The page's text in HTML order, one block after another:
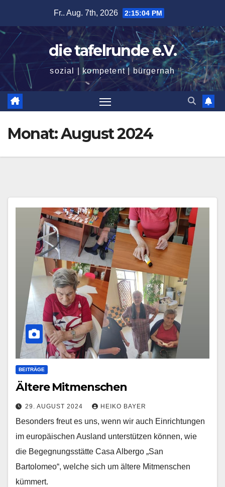
springen
Fr.. Aug. 7th, 2026 2:15:05 PM
die tafelrunde e.V.
sozial | kompetent | bürgernah
Monat:August 2024
BEITRÄGE
Ältere Mitmenschen
29. AUGUST 2024 HEIKO BAYER
Besonders freut es uns, wenn wir auch Einrichtungen
im europäischen Ausland unterstützen können, wie
die Begegnungsstätte Casa Albergo „San
Bartolomeo“, welche sich um ältere Mitmenschen
kümmert.